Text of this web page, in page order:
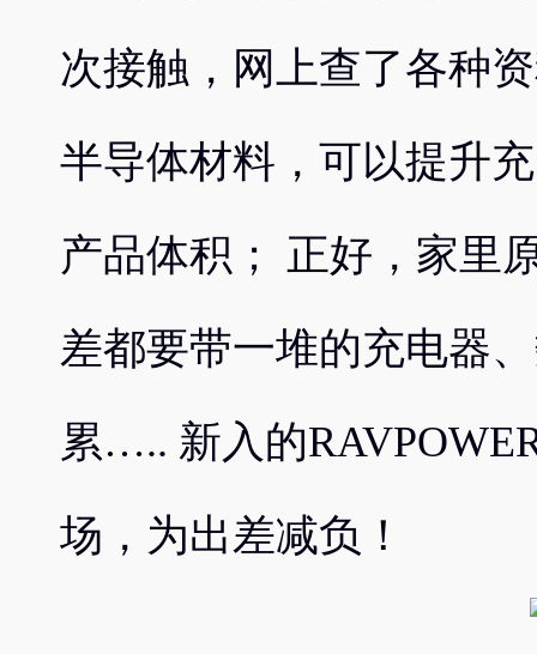
次接触，网上查了各种
半导体材料，可以提升
产品体积； 正好，家里
差都要带一堆的充电器
累….. 新入的
场，为出差减负！